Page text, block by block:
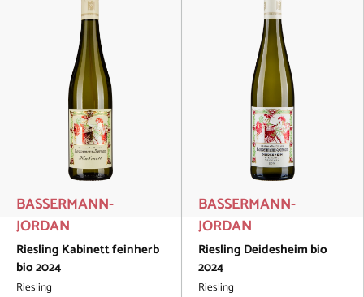
BASSERMANN-
JORDAN
Riesling Kabinett feinherb
bio 2024
Riesling
BASSERMANN-
JORDAN
Riesling Deidesheim bio
2024
Riesling